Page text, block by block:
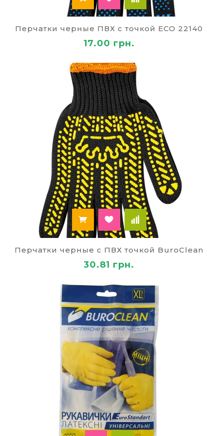
Перчатки черные ПВХ с точкой ECO 22140
17.00 грн.
Перчатки черные с ПВХ точкой BuroClean
30.81 грн.